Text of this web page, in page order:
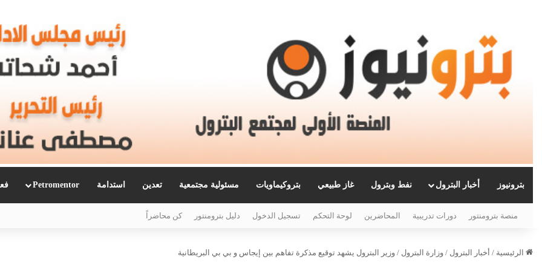
بترونيوز أخبار البترول نفط وبترول غاز طبيعي بتروكيماويات مسئولية مجتمعية تعدين استدامة Petromentor
منصة بترومنتور دورات تدريبية المحاضرين لوحة التحكم تسجيل الدخول دليل بترومنتور كن محاضراً
الرئيسية / أخبار البترول / وزارة البترول / وزير البترول يشهد توقيع مذكرة تفاهم بين إيجاس و بي بي البريطانية